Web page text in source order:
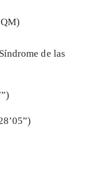
de las